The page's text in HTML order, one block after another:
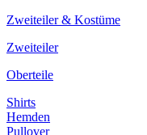
Zweiteiler & Kostüme
Zweiteiler
Oberteile
Shirts
Hemden
Pullover